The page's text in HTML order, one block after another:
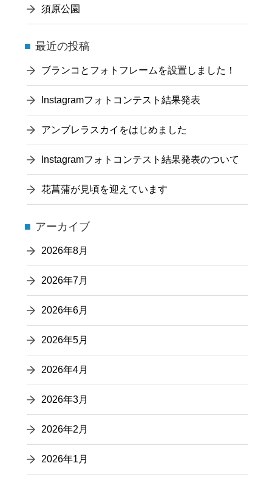
須原公園
最近の投稿
ブランコとフォトフレームを設置しました！
Instagramフォトコンテスト結果発表
アンブレラスカイをはじめました
Instagramフォトコンテスト結果発表のついて
花菖蒲が見頃を迎えています
アーカイブ
2026年8月
2026年7月
2026年6月
2026年5月
2026年4月
2026年3月
2026年2月
2026年1月